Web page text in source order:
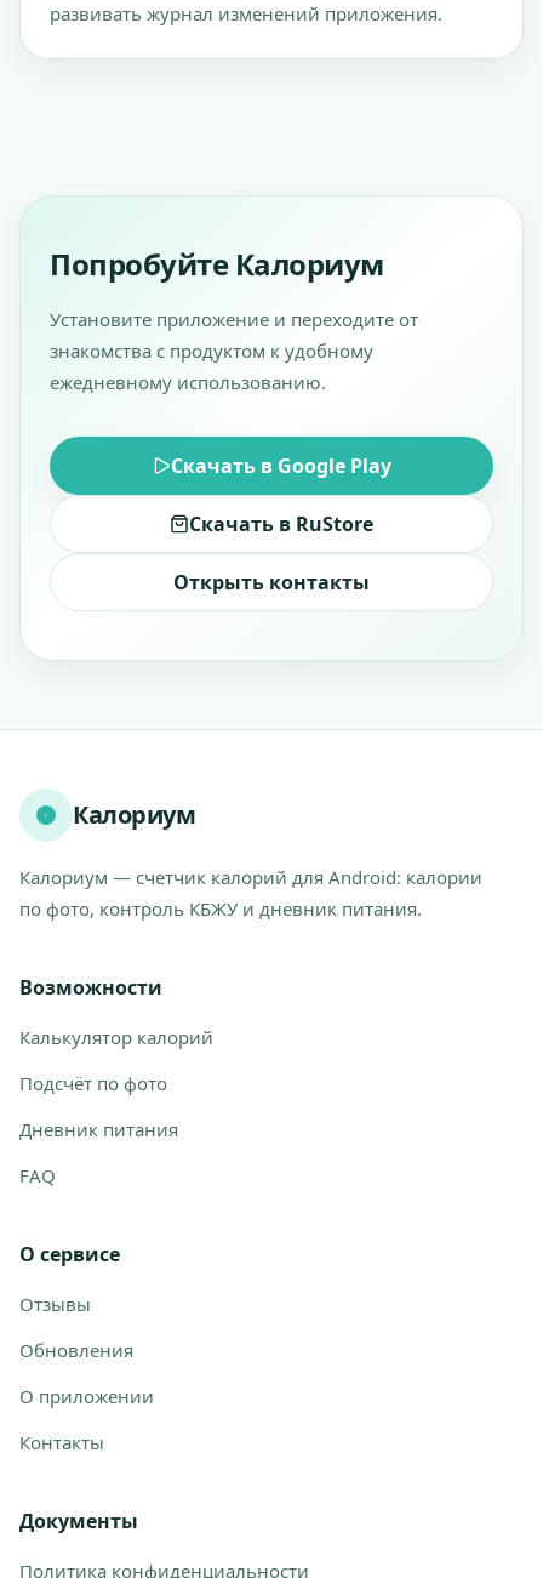
развивать журнал изменений приложения.
Попробуйте Калориум
Установите приложение и переходите от
знакомства с продуктом к удобному
ежедневному использованию.
Скачать в Google Play
Скачать в RuStore
Открыть контакты
Калориум
Калориум — счетчик калорий для Android: калории
по фото, контроль КБЖУ и дневник питания.
Возможности
Калькулятор калорий
Подсчёт по фото
Дневник питания
FAQ
О сервисе
Отзывы
Обновления
О приложении
Контакты
Документы
Политика конфиденциальности